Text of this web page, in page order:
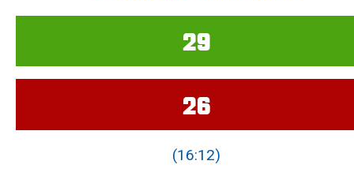
29
26
(16:12)